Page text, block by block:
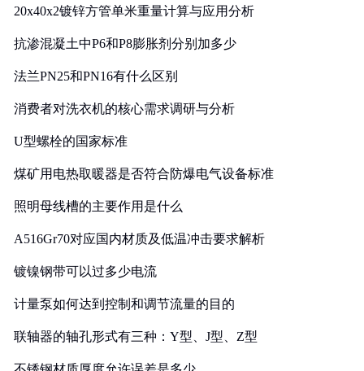
20x40x2镀锌方管单米重量计算与应用分析
抗渗混凝土中P6和P8膨胀剂分别加多少
法兰PN25和PN16有什么区别
消费者对洗衣机的核心需求调研与分析
U型螺栓的国家标准
煤矿用电热取暖器是否符合防爆电气设备标准
照明母线槽的主要作用是什么
A516Gr70对应国内材质及低温冲击要求解析
镀镍钢带可以过多少电流
计量泵如何达到控制和调节流量的目的
联轴器的轴孔形式有三种：Y型、J型、Z型